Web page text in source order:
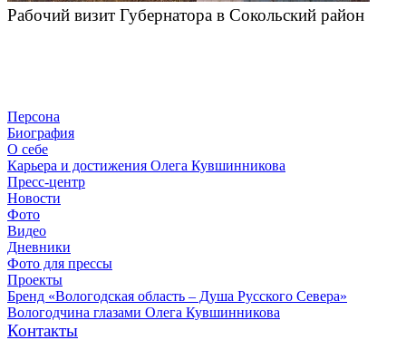
Рабочий визит Губернатора в Сокольский район
Персона
Биография
О себе
Карьера и достижения Олега Кувшинникова
Пресс-центр
Новости
Фото
Видео
Дневники
Фото для прессы
Проекты
Бренд «Вологодская область – Душа Русского Севера»
Вологодчина глазами Олега Кувшинникова
Контакты